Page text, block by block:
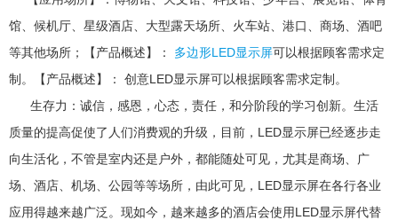
馆、候机厅、星级酒店、大型露天场所、火车站、港口、商场、酒吧
等其他场所；【产品概述】： 多边形LED显示屏可以根据顾客需求定
制。【产品概述】： 创意LED显示屏可以根据顾客需求定制。
生存力：诚信，感恩，心态，责任，和分阶段的学习创新。生活
质量的提高促使了人们消费观的升级，目前，LED显示屏已经逐步走
向生活化，不管是室内还是户外，都能随处可见，尤其是商场、广
场、酒店、机场、公园等等场所，由此可见，LED显示屏在各行各业
应用得越来越广泛。现如今，越来越多的酒店会使用LED显示屏代替